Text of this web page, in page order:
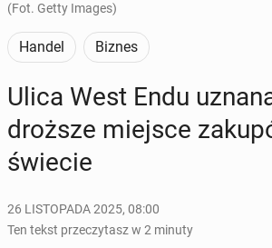
(Fot. Getty Images)
Handel Biznes
Ulica West Endu
droż­sze miejsce
świecie
26 LISTOPADA 2025, 08:00
Ten tekst przeczytasz w 2 minuty